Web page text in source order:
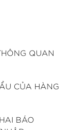
QUAN
CỦA HÀNG
BÁO